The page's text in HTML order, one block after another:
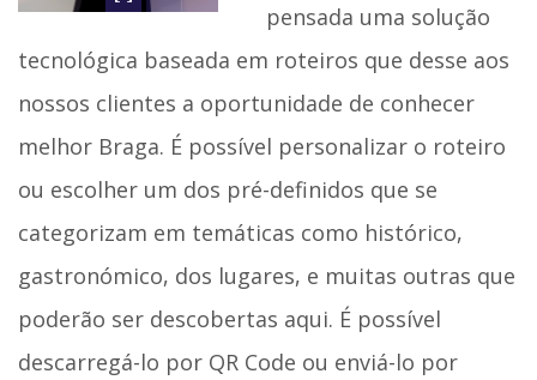
pensada uma solução
tecnológica baseada em roteiros que desse aos
nossos clientes a oportunidade de conhecer
melhor Braga. É possível personalizar o roteiro
ou escolher um dos pré-definidos que se
categorizam em temáticas como histórico,
gastronómico, dos lugares, e muitas outras que
poderão ser descobertas aqui. É possível
descarregá-lo por QR Code ou enviá-lo por